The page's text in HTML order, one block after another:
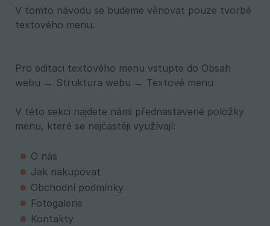
V tomto návodu se budeme věnovat pouze tvorbě
textového menu.
Pro editaci textového menu vstupte do Obsah
webu → Struktura webu → Textové menu
V této sekci najdete námi přednastavené položky
menu, které se nejčastěji využívají:
O nás
Jak nakupovat
Obchodní podmínky
Fotogalerie
Kontakty